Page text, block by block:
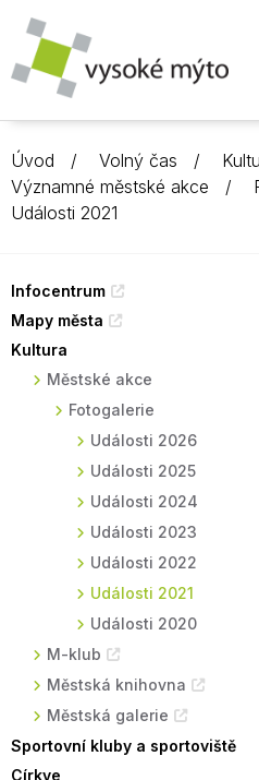
Úvod Volný čas
Významné městské akce
Události 2021
Infocentrum
Mapy města
Kultura
Městské akce
Fotogalerie
Události 2026
Události 2025
Události 2024
Události 2023
Události 2022
Události 2021
Události 2020
M-klub
Městská knihovna
Městská galerie
Sportovní kluby a sportoviště
Církve